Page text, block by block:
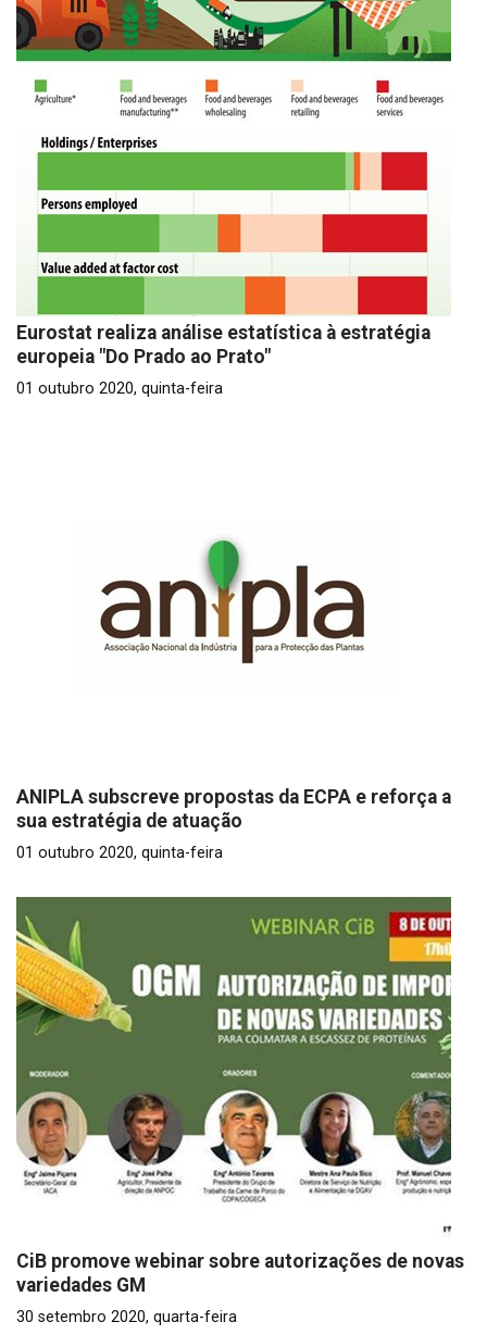
Eurostat realiza análise estatística à estratégia
europeia "Do Prado ao Prato"
01 outubro 2020, quinta-feira
ANIPLA subscreve propostas da ECPA e reforça a
sua estratégia de atuação
01 outubro 2020, quinta-feira
CiB promove webinar sobre autorizações de novas
variedades GM
30 setembro 2020, quarta-feira